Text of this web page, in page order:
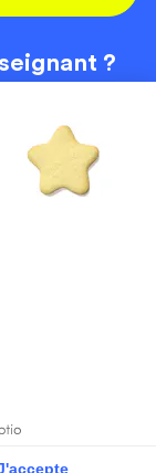
?
12 derniers